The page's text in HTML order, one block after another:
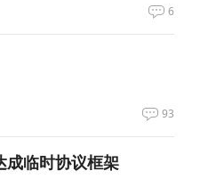
6
93
成临时协议框架